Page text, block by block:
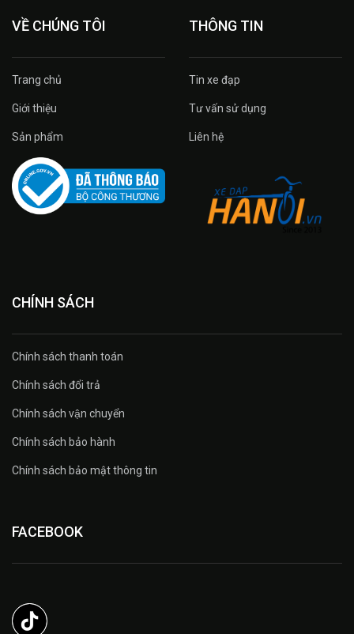
VỀ CHÚNG TÔI
Trang chủ
Giới thiệu
Sản phẩm
THÔNG TIN
Tin xe đạp
Tư vấn sử dụng
Liên hệ
CHÍNH SÁCH
Chính sách thanh toán
Chính sách đổi trả
Chính sách vận chuyển
Chính sách bảo hành
Chính sách bảo mật thông tin
FACEBOOK